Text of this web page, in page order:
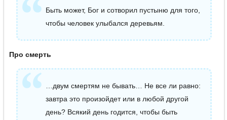
Быть может, Бог и сотворил пустыню для того,
чтобы человек улыбался деревьям.
Про смерть
…двум смертям не бывать… Не все ли равно:
завтра это произойдет или в любой другой
день? Всякий день годится, чтобы быть